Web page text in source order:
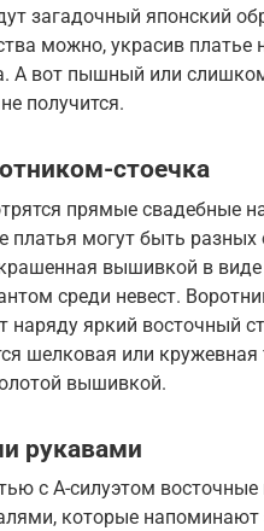
загадочный японский
можно, украсив
А вот пышный или
получится.
стоечка
прямые свадебные
платья могут быть разных
вышивкой в
среди невест.
яркий восточный
шелковая или
вышивкой.
рукавами
с А-силуэтом восточные
которые